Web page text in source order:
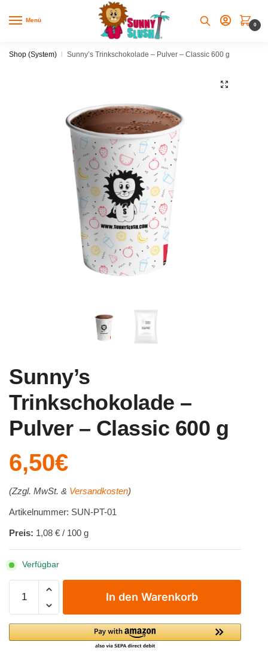
Menü
0
Shop (System) | Sunny’s Trinkschokolade – Pulver – Classic 600 g
🔍
Sunny’s
Trinkschokolade –
Pulver – Classic 600 g
6,50€
(Zzgl. MwSt. & Versandkosten)
Artikelnummer: SUN-PT-01
Preis: 1,08 € / 100 g
Verfügbar
Trinkschokolade
-
Pulver
-
In den Warenkorb